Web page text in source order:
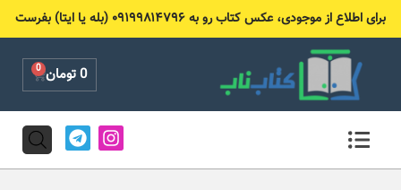
برای اطلاع از موجودی، عکس کتاب رو به ۰۹۱۹۹۸۱۴۷۹۶ (بله یا ایتا) بفرست
0تومان 0
Cart
I
n
s
T
e
l